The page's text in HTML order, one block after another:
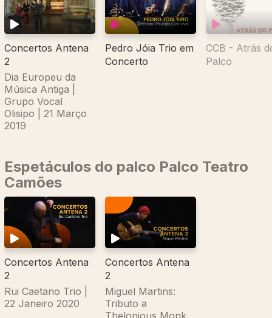
Concertos Antena
2
Dia Europeu da
Música Antiga |
Grupo Vocal
Olisipo | 21 Março
2019
Pedro Jóia Trio em
Concerto
CCB - Atrás
Palco
Espetáculos do palco Palco Teatro
Camões
Concertos Antena
2
Rui Caetano Trio |
22 Janeiro 2020
Concertos Antena
2
Miguel Martins:
Tributo a
Thelonious Monk